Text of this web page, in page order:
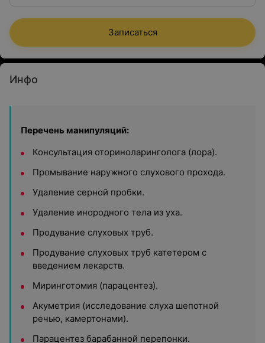
Записаться
Инфо
Перечень манипуляций:
Консультация оториноларинголога (лора).
Промывание наружного слухового прохода.
Удаление серной пробки.
Удаление инородного тела из уха.
Продувание слуховых труб.
Продувание слуховых труб катетером с
введением лекарств.
Миринготомия (парацентез).
Акуметрия (исследование слуха шепотной
речью, камертонами).
Парацентез барабанной перепонки.